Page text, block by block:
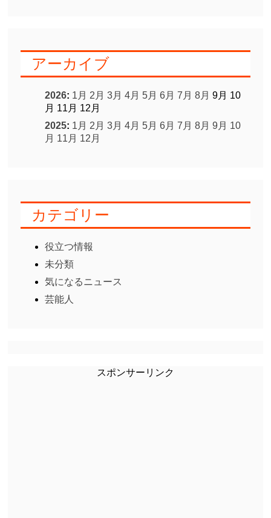
アーカイブ
2026: 1月 2月 3月 4月 5月 6月 7月 8月 9月 10
月 11月 12月
2025: 1月 2月 3月 4月 5月 6月 7月 8月 9月 10
月 11月 12月
カテゴリー
役立つ情報
未分類
気になるニュース
芸能人
スポンサーリンク